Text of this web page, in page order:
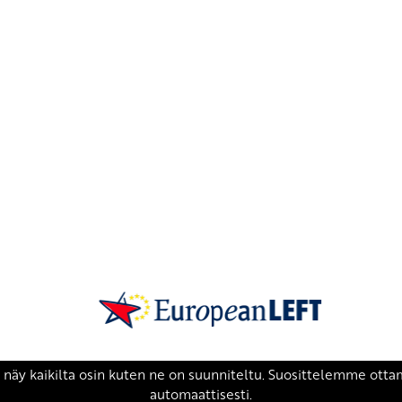
european-left.org